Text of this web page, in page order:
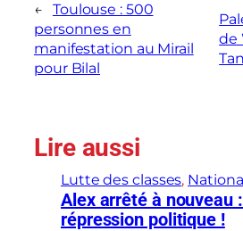
←
Toulouse : 500
personnes en
manifestation au Mirail
pour Bilal
de
Lire aussi
Lutte des classes,
Alex arrêté à nouveau
répression politique !